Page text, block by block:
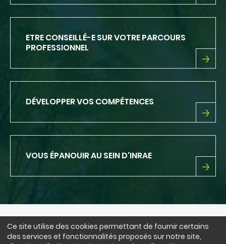
Ce site utilise des cookies permettant de fournir certains
des services et fonctionnalités proposés sur notre site,
PRÉSENTATION
ETRE CONSEILLÉ-E SUR VOTRE PARCOURS
PROFESSIONNEL
ETRE
SUR
VOTRE
PROFESSIONNEL
DÉVELOPPER VOS COMPÉTENCES
DÉVELOPPER
VOUS ÉPANOUIR AU SEIN D'INRAE
VOUS
SEIN
NOUS SUIVRE
LinkedInFacebook
BlueSkyinstagram
Youtube
X